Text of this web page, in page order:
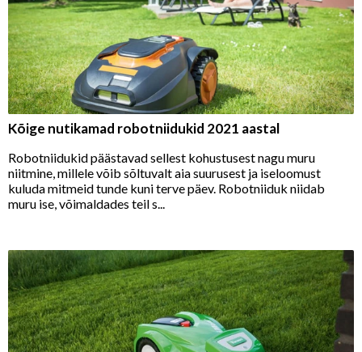
Kõige nutikamad robotniidukid 2021 aastal
Robotniidukid päästavad sellest kohustusest nagu muru
niitmine, millele võib sõltuvalt aia suurusest ja iseloomust
kuluda mitmeid tunde kuni terve päev. Robotniiduk niidab
muru ise, võimaldades teil s...